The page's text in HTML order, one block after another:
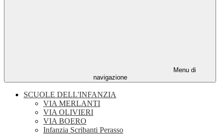
Menu di
navigazione
SCUOLE DELL'INFANZIA
VIA MERLANTI
VIA OLIVIERI
VIA BOERO
Infanzia Scribanti Perasso